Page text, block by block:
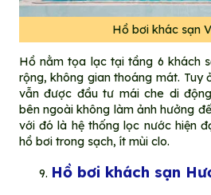
Hồ bơi khác sạn
Hồ nằm tọa lạc tại tầng 6 khách
rộng, không gian thoáng mát. Tuy
vẫn được đầu tư mái che di
bên ngoài không làm ảnh hưởng
với đó là hệ thống lọc nước hiện
hồ bơi trong sạch, ít mùi clo.
Hồ bơi khách sạn